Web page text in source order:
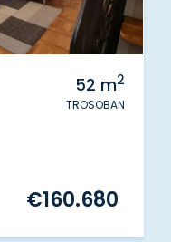
52 m2
TROSOBAN
€160.680